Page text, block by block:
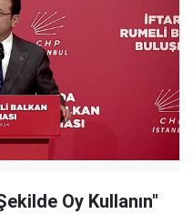
Oy Kullanın"